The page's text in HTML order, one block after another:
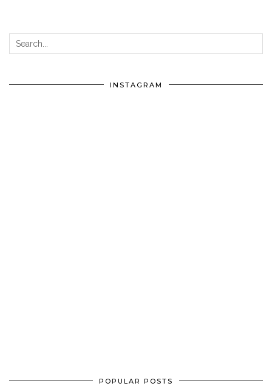
INSTAGRAM
POPULAR POSTS